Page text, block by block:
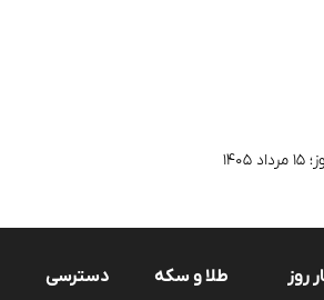
روز طلا و سکه
دسترسی